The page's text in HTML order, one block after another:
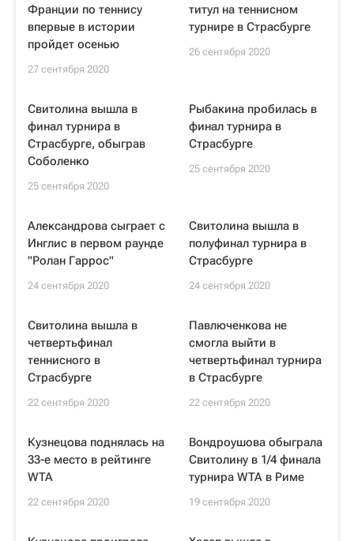
Франции по теннису
впервые в истории
пройдет осенью
27 сентября 2020
титул на теннисном
турнире в Страсбурге
26 сентября 2020
Свитолина вышла в
финал турнира в
Страсбурге, обыграв
Соболенко
25 сентября 2020
Рыбакина пробилась в
финал турнира в
Страсбурге
25 сентября 2020
Александрова сыграет с
Инглис в первом раунде
"Ролан Гаррос"
24 сентября 2020
Свитолина вышла в
полуфинал турнира в
Страсбурге
24 сентября 2020
Свитолина вышла в
четвертьфинал
теннисного в
Страсбурге
22 сентября 2020
Павлюченкова не
смогла выйти в
четвертьфинал турнира
в Страсбурге
22 сентября 2020
Кузнецова поднялась на
33-е место в рейтинге
WTA
22 сентября 2020
Вондроушова обыграла
Свитолину в 1/4 финала
турнира WTA в Риме
19 сентября 2020